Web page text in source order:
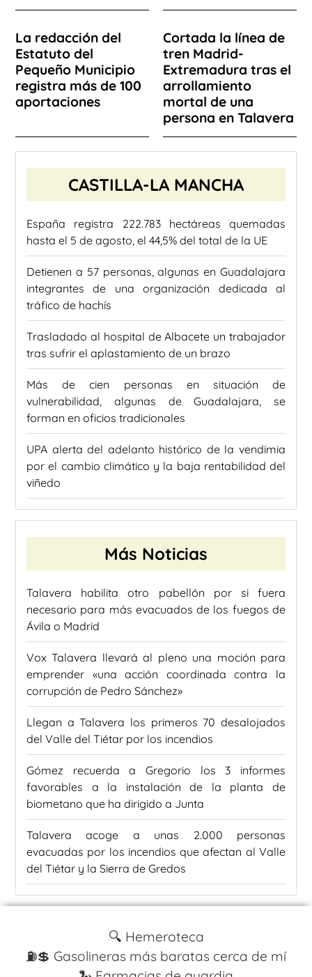
La redacción del
Estatuto del
Pequeño Municipio
registra más de 100
aportaciones
Cortada la línea de
tren Madrid-
Extremadura tras el
arrollamiento
mortal de una
persona en Talavera
CASTILLA-LA MANCHA
España registra 222.783 hectáreas quemadas
hasta el 5 de agosto, el 44,5% del total de la UE
Detienen a 57 personas, algunas en Guadalajara
integrantes de una organización dedicada al
tráfico de hachís
Trasladado al hospital de Albacete un trabajador
tras sufrir el aplastamiento de un brazo
Más de cien personas en situación de
vulnerabilidad, algunas de Guadalajara, se
forman en oficios tradicionales
UPA alerta del adelanto histórico de la vendimia
por el cambio climático y la baja rentabilidad del
viñedo
Más Noticias
Talavera habilita otro pabellón por si fuera
necesario para más evacuados de los fuegos de
Ávila o Madrid
Vox Talavera llevará al pleno una moción para
emprender «una acción coordinada contra la
corrupción de Pedro Sánchez»
Llegan a Talavera los primeros 70 desalojados
del Valle del Tiétar por los incendios
Gómez recuerda a Gregorio los 3 informes
favorables a la instalación de la planta de
biometano que ha dirigido a Junta
Talavera acoge a unas 2.000 personas
evacuadas por los incendios que afectan al Valle
del Tiétar y la Sierra de Gredos
🔍 Hemeroteca
⛽️💲 Gasolineras más baratas cerca de mí